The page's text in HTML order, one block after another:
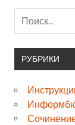
РУБРИКИ